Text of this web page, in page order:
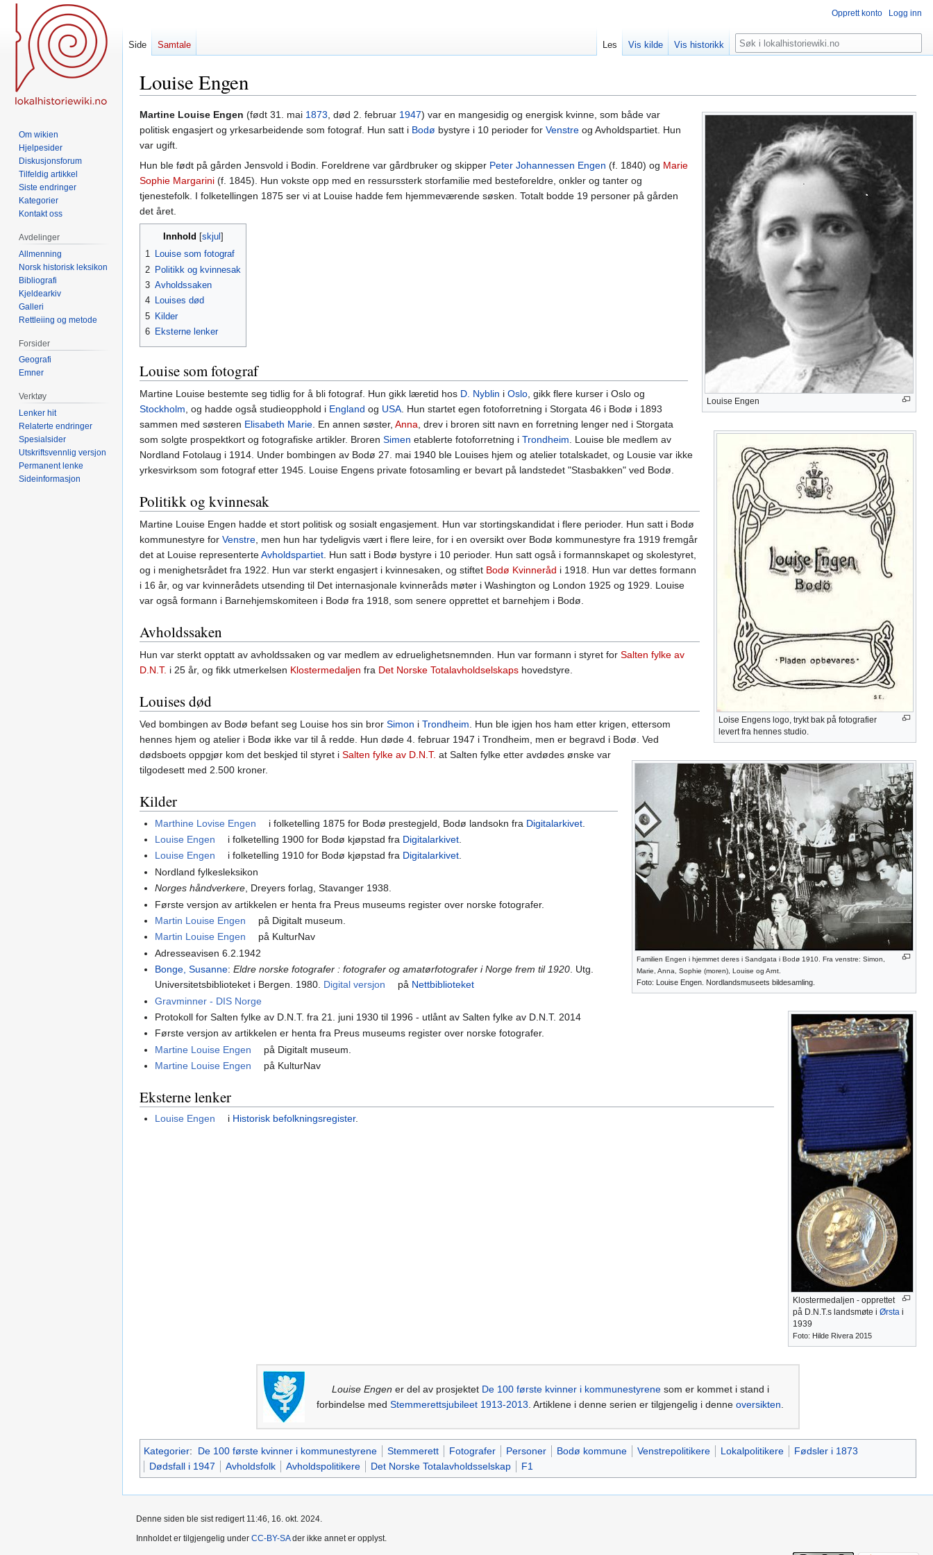
Louise Engen
Hopp
til
navigering
Hopp
til
søk
Louise Engen
Martine Louise Engen (født 31. mai 1873, død 2. februar 1947) var en mangesidig og energisk kvinne, som både var
politisk engasjert og yrkesarbeidende som fotograf. Hun satt i Bodø bystyre i 10 perioder for Venstre og Avholdspartiet. Hun
var ugift.
Hun ble født på gården Jensvold i Bodin. Foreldrene var gårdbruker og skipper Peter Johannessen Engen (f. 1840) og Marie
Sophie Margarini (f. 1845). Hun vokste opp med en ressurssterk storfamilie med besteforeldre, onkler og tanter og
tjenestefolk. I folketellingen 1875 ser vi at Louise hadde fem hjemmeværende søsken. Totalt bodde 19 personer på gården
det året.
Innhold
1 Louise som fotograf
2 Politikk og kvinnesak
3 Avholdssaken
4 Louises død
5 Kilder
6 Eksterne lenker
Louise som fotograf
Loise Engens logo, trykt bak på fotografier
levert fra hennes studio.
Martine Louise bestemte seg tidlig for å bli fotograf. Hun gikk læretid hos D. Nyblin i Oslo, gikk flere kurser i Oslo og
Stockholm, og hadde også studieopphold i England og USA. Hun startet egen fotoforretning i Storgata 46 i Bodø i 1893
sammen med søsteren Elisabeth Marie. En annen søster, Anna, drev i broren sitt navn en forretning lenger ned i Storgata
som solgte prospektkort og fotografiske artikler. Broren Simen etablerte fotoforretning i Trondheim. Louise ble medlem av
Nordland Fotolaug i 1914. Under bombingen av Bodø 27. mai 1940 ble Louises hjem og atelier totalskadet, og Lousie var ikke
yrkesvirksom som fotograf etter 1945. Louise Engens private fotosamling er bevart på landstedet "Stasbakken" ved Bodø.
Politikk og kvinnesak
Familien Engen i hjemmet deres i Sandgata i Bodø 1910. Fra venstre: Simon,
Marie, Anna, Sophie (moren), Louise og Arnt.
Foto: Louise Engen. Nordlandsmuseets bildesamling.
Martine Louise Engen hadde et stort politisk og sosialt engasjement. Hun var stortingskandidat i flere perioder. Hun satt i Bodø
kommunestyre for Venstre, men hun har tydeligvis vært i flere leire, for i en oversikt over Bodø kommunestyre fra 1919 fremgår
det at Louise representerteAvholdspartiet. Hun satt i Bodø bystyre i 10 perioder. Hun satt også i formannskapet og skolestyret,
og i menighetsrådet fra 1922. Hun var sterkt engasjert i kvinnesaken, og stiftet Bodø Kvinneråd i 1918. Hun var dettes formann
i 16 år, og var kvinnerådets utsending til Det internasjonale kvinneråds møter i Washington og London 1925 og 1929. Louise
var også formann i Barnehjemskomiteen i Bodø fra 1918, som senere opprettet et barnehjem i Bodø.
Klostermedaljen - opprettet
på D.N.T.s landsmøte i Ørsta i
1939
Foto: Hilde Rivera 2015
Avholdssaken
Hun var sterkt opptatt av avholdssaken og var medlem av edruelighetsnemnden. Hun var formann i styret for Salten fylke av
D.N.T. i 25 år, og fikk utmerkelsen Klostermedaljen fra Det Norske Totalavholdselskaps hovedstyre.
Louises død
Ved bombingen av Bodø befant seg Louise hos sin bror Simon i Trondheim. Hun ble igjen hos ham etter krigen, ettersom
hennes hjem og atelier i Bodø ikke var til å redde. Hun døde 4. februar 1947 i Trondheim, men er begravd i Bodø. Ved
dødsboets oppgjør kom det beskjed til styret i Salten fylke av D.N.T. at Salten fylke etter avdødes ønske var
tilgodesett med 2.500 kroner.
Kilder
Marthine Lovise Engen i folketelling 1875 for Bodø prestegjeld, Bodø landsokn fra Digitalarkivet
Louise Engen
i folketelling 1900 for Bodø kjøpstad fra Digitalarkivet
Louise Engen
i folketelling 1910 for Bodø kjøpstad fra Digitalarkivet.
Nordland fylkesleksikon
Norges håndverkere, Dreyers forlag, Stavanger 1938.
Første versjon av artikkelen er henta fra Preus museums register over norske fotografer.
Martin Louise Engen
på Digitalt museum.
Martin Louise Engen
på KulturNav
Adresseavisen 6.2.1942
Bonge, Susanne:Eldre norske fotografer : fotografer og amatørfotografer i Norge frem til 1920. Utg.
Universitetsbiblioteket i Bergen. 1980. Digital versjon på Nettbiblioteket
Gravminner - DIS Norge
Protokoll for Salten fylke av D.N.T. fra 21. juni 1930 til 1996 - utlånt av Salten fylke av D.N.T. 2014
Første versjon av artikkelen er henta fra Preus museums register over norske fotografer.
Martine Louise Engen
på Digitalt museum.
Martine Louise Engen
på KulturNav
Eksterne lenker
Louise Engen i Historisk befolkningsregister.
Louise Engen er del av prosjektet De 100 første kvinner i kommunestyrenesom er kommet i stand i
forbindelse med Stemmerettsjubileet 1913-2013. Artiklene i denne serien er tilgjengelig i denne oversikten.
Kategorier: De 100 første kvinner i kommunestyrene Stemmerett Fotografer Personer Bodø kommune Venstrepolitikere Lokalpolitikere
Fødsler i 1873
Dødsfall i 1947
Avholdsfolk Avholdspolitikere Det Norske Totalavholdsselskap F1
Opprett konto Logg inn
Side Samtale Les Vis kilde Vis historikk Søk
Om wikien
Hjelpesider
Diskusjonsforum
Tilfeldig artikkel
Siste endringer
Kategorier
Kontakt oss
Avdelinger
Allmenning
Norsk historisk leksikon
Bibliografi
Kjeldearkiv
Galleri
Rettleiing og metode
Forsider
Geografi
Emner
Verktøy
Lenker hit
Relaterte endringer
Spesialsider
Utskriftsvennlig versjon
Permanent lenke
Sideinformasjon
Denne siden ble sist redigert 11:46, 16. okt. 2024.
Innholdet er tilgjengelig under CC-BY-SAder ikke annet er opplyst.